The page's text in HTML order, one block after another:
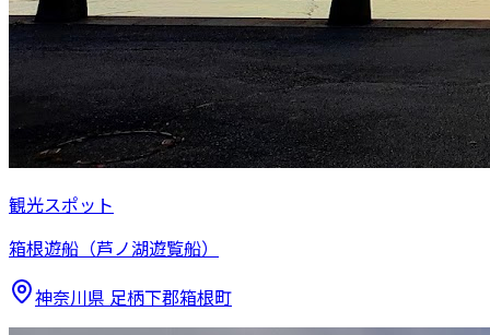
観光スポット
箱根遊船（芦ノ湖遊覧船）
神奈川県 足柄下郡箱根町